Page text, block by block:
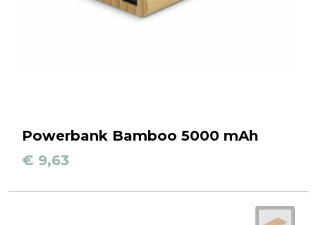
Powerbank Bamboo 5000 mAh
€ 9,63